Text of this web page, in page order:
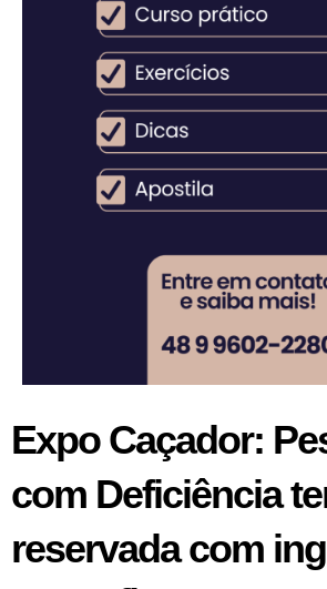
Expo Caçador:
com Deficiência
reservada com